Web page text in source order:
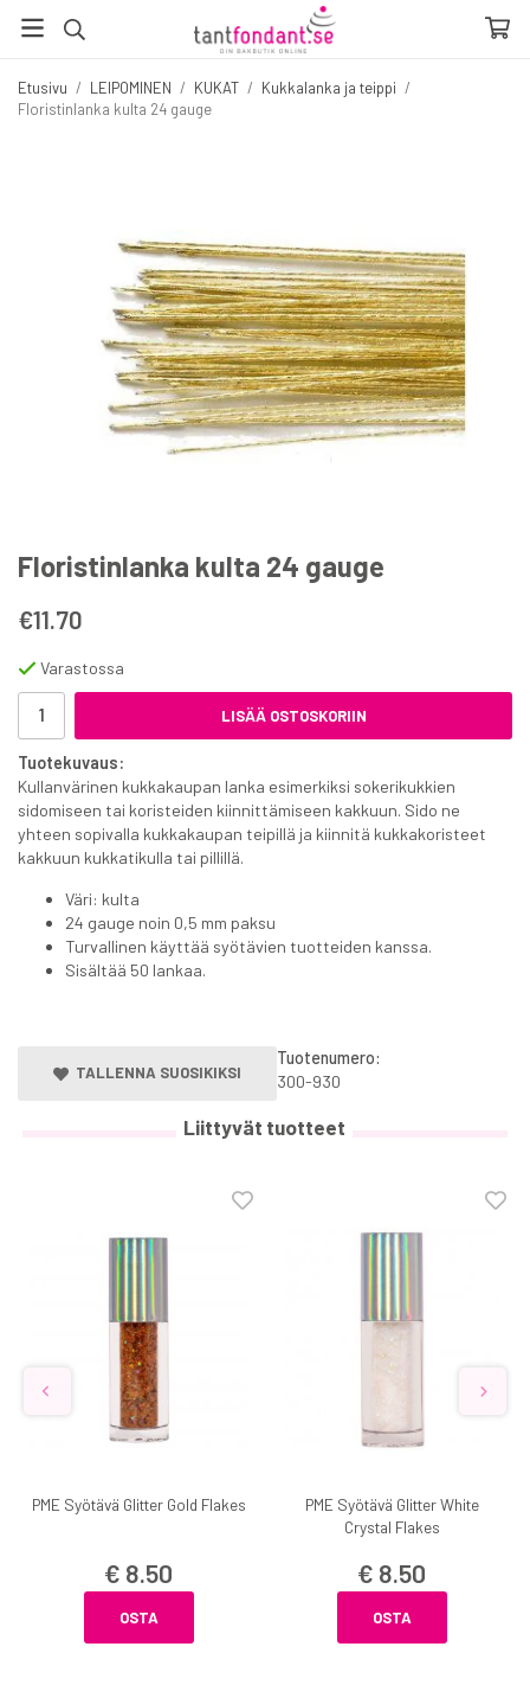
Etusivu / LEIPOMINEN / KUKAT / Kukkalanka ja teippi /
Floristinlanka kulta 24 gauge
Floristinlanka kulta 24 gauge
€11.70
Varastossa
LISÄÄ OSTOSKORIIN
Tuotekuvaus:
Kullanvärinen kukkakaupan lanka esimerkiksi sokerikukkien
sidomiseen tai koristeiden kiinnittämiseen kakkuun. Sido ne
yhteen sopivalla kukkakaupan teipillä ja kiinnitä kukkakoristeet
kakkuun kukkatikulla tai pillillä.
Väri: kulta
24 gauge noin 0,5 mm paksu
Turvallinen käyttää syötävien tuotteiden kanssa.
Sisältää 50 lankaa.
TALLENNA SUOSIKIKSI
Tuotenumero:
300-930
Liittyvät tuotteet
PME Syötävä Glitter Gold Flakes
€ 8.50
OSTA
PME Syötävä Glitter White
Crystal Flakes
€ 8.50
OSTA